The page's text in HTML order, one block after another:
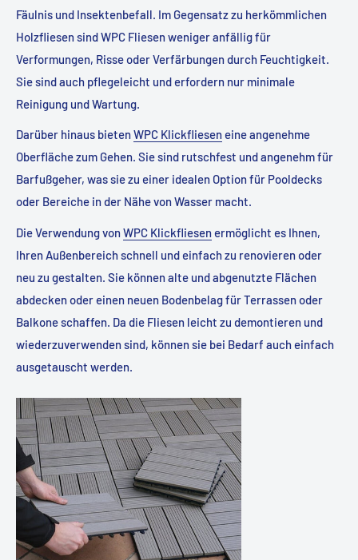
Fäulnis und Insektenbefall. Im Gegensatz zu herkömmlichen
Holzfliesen sind WPC Fliesen weniger anfällig für
Verformungen, Risse oder Verfärbungen durch Feuchtigkeit.
Sie sind auch pflegeleicht und erfordern nur minimale
Reinigung und Wartung.
Darüber hinaus bietenWPC Klickflieseneine angenehme
Oberfläche zum Gehen. Sie sind rutschfest und angenehm für
Barfußgeher, was sie zu einer idealen Option für Pooldecks
oder Bereiche in der Nähe von Wasser macht.
Die Verwendung vonWPC Klickfliesenermöglicht es Ihnen,
Ihren Außenbereich schnell und einfach zu renovieren oder
neu zu gestalten. Sie können alte und abgenutzte Flächen
abdecken oder einen neuen Bodenbelag für Terrassen oder
Balkone schaffen. Da die Fliesen leicht zu demontieren und
wiederzuverwenden sind, können sie bei Bedarf auch einfach
ausgetauscht werden.